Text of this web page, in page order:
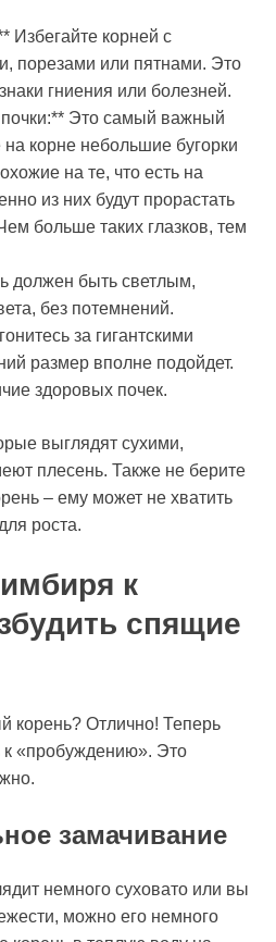
Избегайте корней с
порезами или пятнами. Это
гниения или болезней.
почки:** Это самый важный
корне небольшие бугорки
на те, что есть на
из них будут прорастать
больше таких глазков, тем
должен быть светлым,
без потемнений.
за гигантскими
размер вполне подойдет.
здоровых почек.
выглядят сухими,
плесень. Также не берите
– ему может не хватить
роста.
к
спящие
корень? Отлично! Теперь
к «пробуждению». Это
замачивание
немного суховато или вы
можно его немного